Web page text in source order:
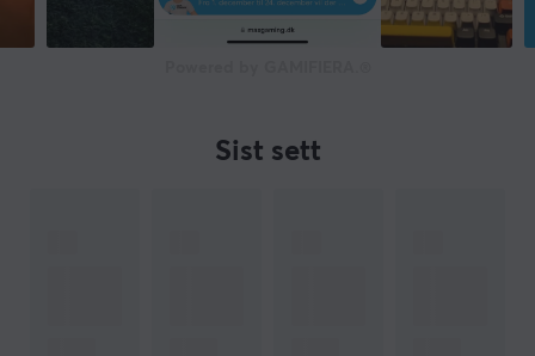
Sist sett